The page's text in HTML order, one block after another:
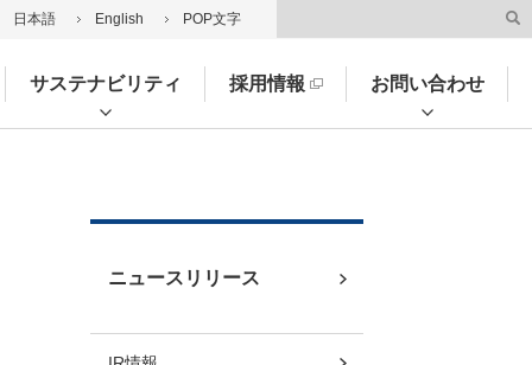
日本語 English POP文字
サステナビリティ 採用情報 お問い合わせ
ニュースリリース